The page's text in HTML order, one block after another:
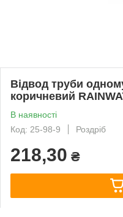
Відвод труби
коричневий
В наявності
Код: 25-98-9
Роздріб
218,30 ₴